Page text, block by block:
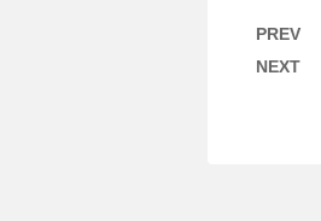
PREV
NEXT